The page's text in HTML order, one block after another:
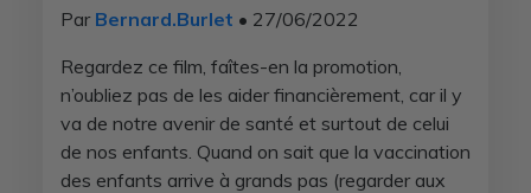
Par Bernard.Burlet • 27/06/2022
Regardez ce film, faîtes-en la promotion,
n’oubliez pas de les aider financièrement, car il y
va de notre avenir de santé et surtout de celui
de nos enfants. Quand on sait que la vaccination
des enfants arrive à grands pas (regarder aux